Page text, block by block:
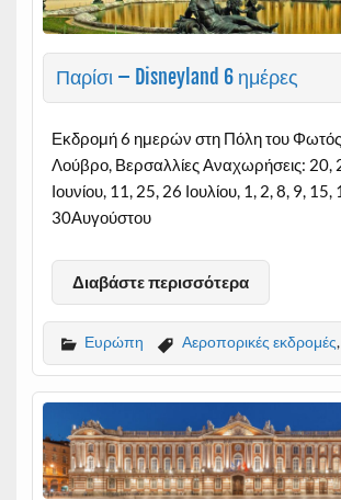
Παρίσι – Disneyland 6 ημέρες
Εκδρομή 6 ημερών στη Πόλη του
Λούβρο, Βερσαλλίες Αναχωρήσεις: 20,
Ιουνίου, 11, 25, 26 Ιουλίου, 1, 2, 8, 9,
30Αυγούστου
Διαβάστε περισσότερα
Ευρώπη Αεροπορικές εκδρομές,